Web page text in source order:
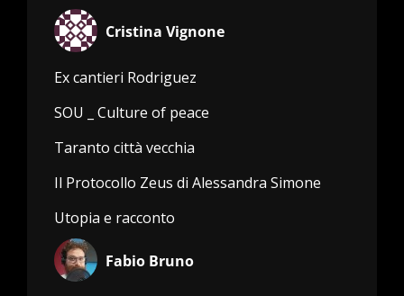
Cristina Vignone
Ex cantieri Rodriguez
SOU _ Culture of peace
Taranto città vecchia
Il Protocollo Zeus di Alessandra Simone
Utopia e racconto
Fabio Bruno